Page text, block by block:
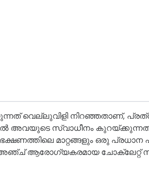
വെല്ലുവിളി നിറഞ്ഞതാണ്,
അവയുടെ സ്വാധീനം
മാറ്റങ്ങളും ഒരു പ്രധാന
ആരോഗ്യകരമായ ചോക്ലേറ്റ്